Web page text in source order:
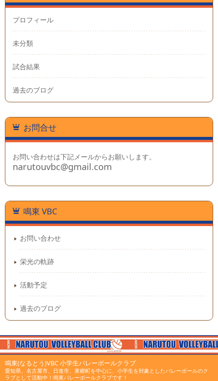
プロフィール
未分類
試合結果
過去のブログ
お問合せ
お問い合わせは下記メールからお願いします。
narutouvbc@gmail.com
鳴東 VBC
お問い合わせ
栄光の軌跡
活動予定
過去のブログ
鳴東(なるとう)VBC 小学生バレーボールクラブ
愛知県、名古屋市、日進市、東郷町を中心に、小学生を対象としたバレーボールのク
ラブとして活動中！鳴東バレーボールクラブです！